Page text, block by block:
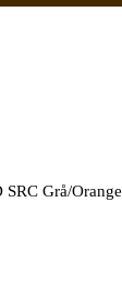
SRC Grå/Orange